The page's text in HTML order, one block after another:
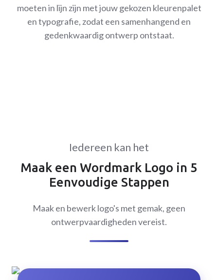
moeten in lijn zijn met jouw gekozen kleurenpalet
en typografie, zodat een samenhangend en
gedenkwaardig ontwerp ontstaat.
Iedereen kan het
Maak een Wordmark Logo in 5
Eenvoudige Stappen
Maak en bewerk logo's met gemak, geen
ontwerpvaardigheden vereist.